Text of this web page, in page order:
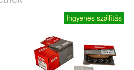
Ingyenes szállítás